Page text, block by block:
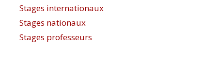
Stages internationaux
Stages nationaux
Stages professeurs